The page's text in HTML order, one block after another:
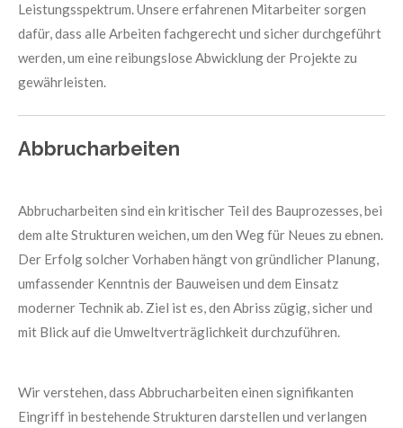
Leistungsspektrum. Unsere erfahrenen Mitarbeiter sorgen
dafür, dass alle Arbeiten fachgerecht und sicher durchgeführt
werden, um eine reibungslose Abwicklung der Projekte zu
gewährleisten.
Abbrucharbeiten
Abbrucharbeiten sind ein kritischer Teil des Bauprozesses, bei
dem alte Strukturen weichen, um den Weg für Neues zu ebnen.
Der Erfolg solcher Vorhaben hängt von gründlicher Planung,
umfassender Kenntnis der Bauweisen und dem Einsatz
moderner Technik ab. Ziel ist es, den Abriss zügig, sicher und
mit Blick auf die Umweltverträglichkeit durchzuführen.
Wir verstehen, dass Abbrucharbeiten einen signifikanten
Eingriff in bestehende Strukturen darstellen und verlangen